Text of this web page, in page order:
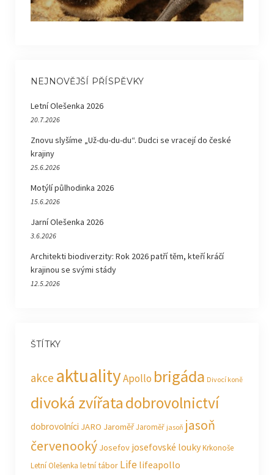
NEJNOVĚJŠÍ PŘÍSPĚVKY
Letní Olešenka 2026
20.7.2026
Znovu slyšíme „Už-du-du-du“. Dudci se vracejí do české
krajiny
25.6.2026
Motýlí půlhodinka 2026
15.6.2026
Jarní Olešenka 2026
3.6.2026
Architekti biodiverzity: Rok 2026 patří těm, kteří kráčí
krajinou se svými stády
12.5.2026
ŠTÍTKY
akce aktualityApollo brigáda Divocí koně
divoká zvířatadobrovolnictví
dobrovolníci JARO JaroměřJaroměř jasoň jasoň
červenooký Josefov josefovské loukyKrkonoše
Letní Olešenka letní tábor Life lifeapollo